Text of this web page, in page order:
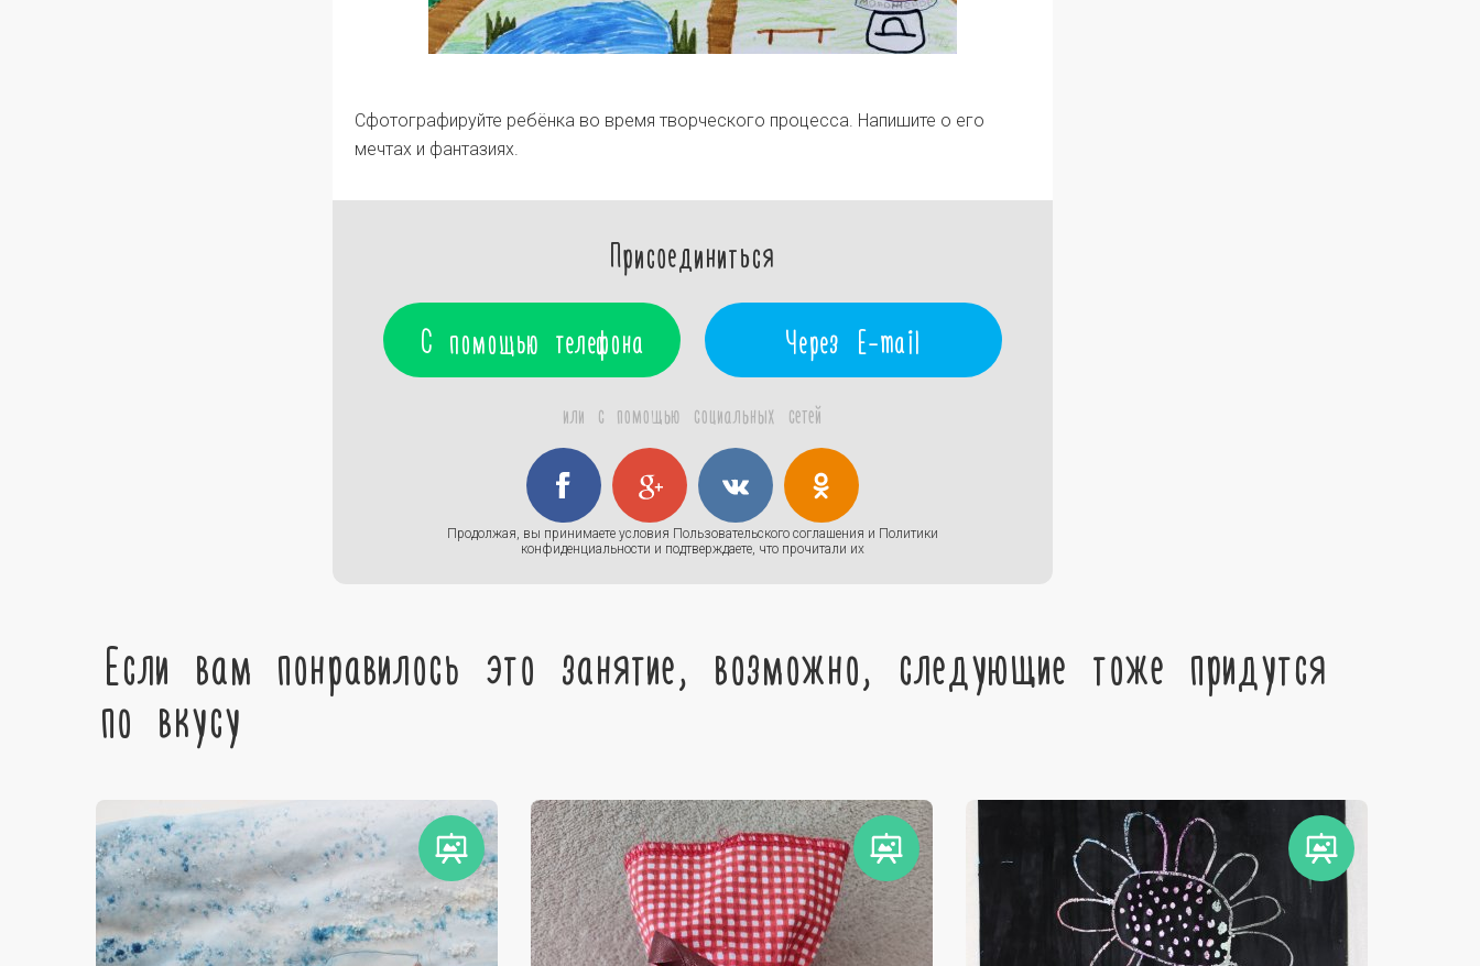
Сфотографируйте ребёнка во время творческого процесса. Напишите о его
мечтах и фантазиях.
Присоединиться
С помощью телефона Через E-mail
или с помощью социальных сетей
Продолжая, вы принимаете условия Пользовательского соглашения и Политики
конфиденциальности и подтверждаете, что прочитали их
Если вам понравилось это занятие, возможно, следующие тоже придутся
по вкусу